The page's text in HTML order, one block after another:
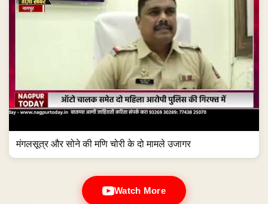
मंगलसूत्र और सोने की मणि चोरी के दो मामले उजागर
Watch More